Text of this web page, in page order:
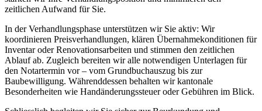
zeitlichen Aufwand für Sie.
In der Verhandlungsphase unterstützen wir Sie aktiv: Wir
koordinieren Preisverhandlungen, klären Übernahmekonditionen für
Inventar oder Renovationsarbeiten und stimmen den zeitlichen
Ablauf ab. Zugleich bereiten wir alle notwendigen Unterlagen für
den Notartermin vor – vom Grundbuchauszug bis zur
Baubewilligung. Währenddessen behalten wir kantonale
Besonderheiten wie Handänderungssteuer oder Gebühren im Blick.